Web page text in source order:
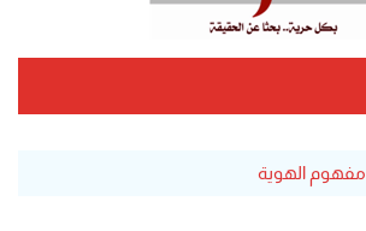
مفهوم الهوية